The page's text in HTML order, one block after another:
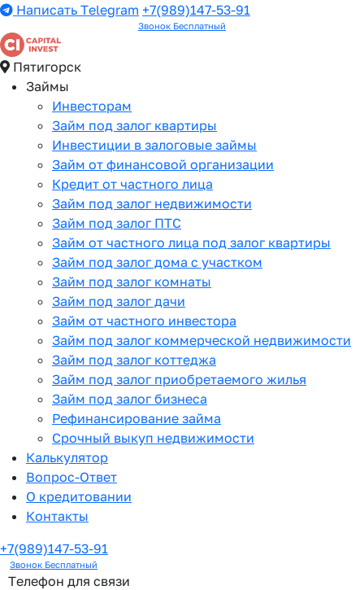
Написать Telegram +7(989)147-53-91
Звонок Бесплатный
Пятигорск
Займы
Инвесторам
Займ под залог квартиры
Инвестиции в залоговые займы
Займ от финансовой организации
Кредит от частного лица
Займ под залог недвижимости
Займ под залог ПТС
Займ от частного лица под залог квартиры
Займ под залог дома с участком
Займ под залог комнаты
Займ под залог дачи
Займ от частного инвестора
Займ под залог коммерческой недвижимости
Займ под залог коттеджа
Займ под залог приобретаемого жилья
Займ под залог бизнеса
Рефинансирование займа
Срочный выкуп недвижимости
Калькулятор
Вопрос-Ответ
О кредитовании
Контакты
+7(989)147-53-91
Звонок Бесплатный
Телефон для связи